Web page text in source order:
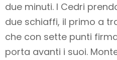
due minuti. I Cedri
due schiaffi, il primo a
che con sette punti
porta avanti i suoi.